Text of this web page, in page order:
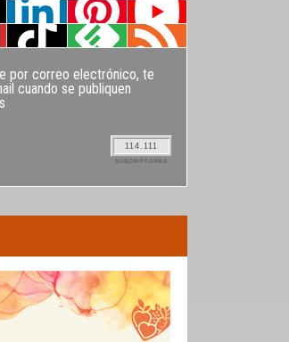
por correo electrónico, te
cuando se publiquen
114.111
SUSCRIPTORES